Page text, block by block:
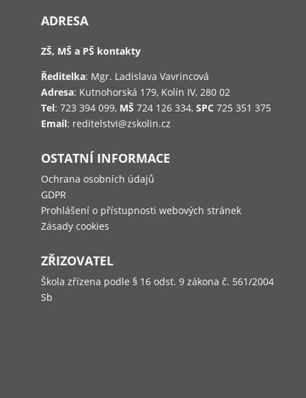
ADRESA
ZŠ, MŠ a PŠ kontakty
Ředitelka: Mgr. Ladislava Vavrincová
Adresa: Kutnohorská 179, Kolín IV, 280 02
Tel: 723 394 099, MŠ 724 126 334, SPC 725 351 375
Email: reditelstvi@zskolin.cz
OSTATNÍ INFORMACE
Ochrana osobních údajů
GDPR
Prohlášení o přístupnosti webových stránek
Zásady cookies
ZŘIZOVATEL
Škola zřízena podle § 16 odst. 9 zákona č. 561/2004
Sb